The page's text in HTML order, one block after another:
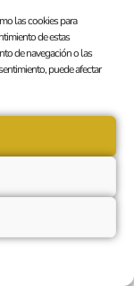
las cookies para
de estas
de navegación o las
puede afectar